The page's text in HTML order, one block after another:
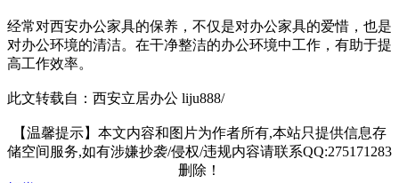
经常对西安办公家具的保养，不仅是对办公家具的爱惜，也是
对办公环境的清洁。在干净整洁的办公环境中工作，有助于提
高工作效率。
此文转载自：西安立居办公 liju888/
【温馨提示】本文内容和图片为作者所有,本站只提供信息存
储空间服务,如有涉嫌抄袭/侵权/违规内容请联系QQ:275171283
删除！